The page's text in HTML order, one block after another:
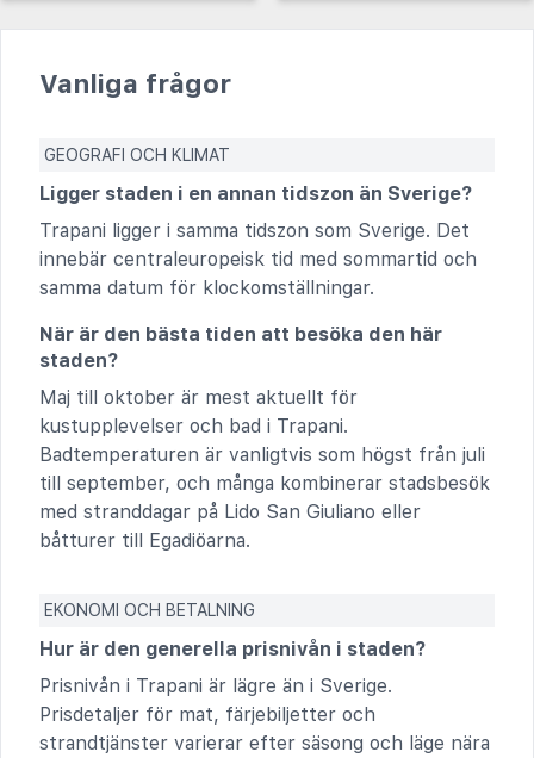
Vanliga frågor
GEOGRAFI OCH KLIMAT
Ligger staden i en annan tidszon än Sverige?
Trapani ligger i samma tidszon som Sverige. Det
innebär centraleuropeisk tid med sommartid och
samma datum för klockomställningar.
När är den bästa tiden att besöka den här
staden?
Maj till oktober är mest aktuellt för
kustupplevelser och bad i Trapani.
Badtemperaturen är vanligtvis som högst från juli
till september, och många kombinerar stadsbesök
med stranddagar på Lido San Giuliano eller
båtturer till Egadiöarna.
EKONOMI OCH BETALNING
Hur är den generella prisnivån i staden?
Prisnivån i Trapani är lägre än i Sverige.
Prisdetaljer för mat, färjebiljetter och
strandtjänster varierar efter säsong och läge nära